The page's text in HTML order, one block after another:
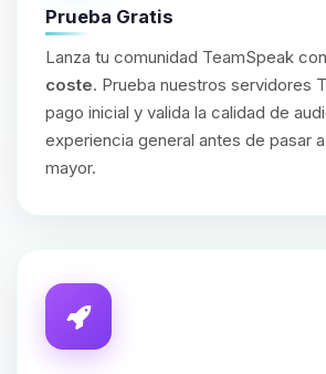
Prueba Gratis
Lanza tu comunidad TeamSpeak
coste. Prueba nuestros servidores
pago inicial y valida la calidad de
experiencia general antes de pasar
mayor.